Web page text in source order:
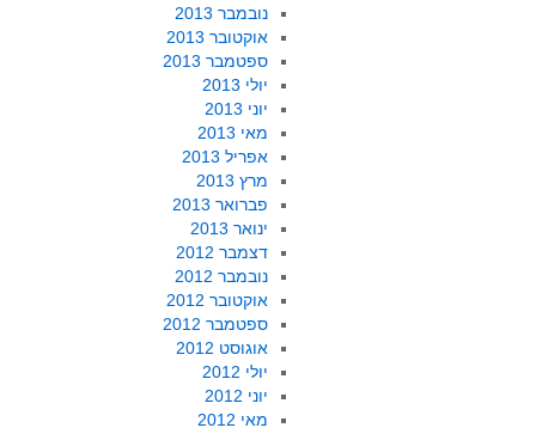
נובמבר 2013
אוקטובר 2013
ספטמבר 2013
יולי 2013
יוני 2013
מאי 2013
אפריל 2013
מרץ 2013
פברואר 2013
ינואר 2013
דצמבר 2012
נובמבר 2012
אוקטובר 2012
ספטמבר 2012
אוגוסט 2012
יולי 2012
יוני 2012
מאי 2012